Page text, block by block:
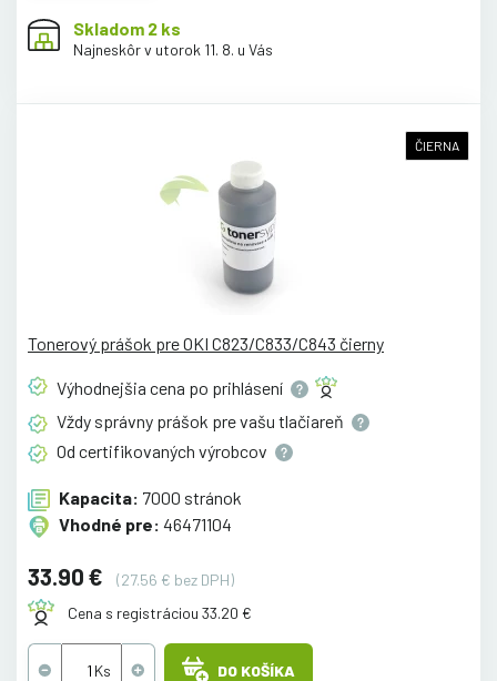
Skladom 2 ks
Najneskôr v utorok 11. 8. u Vás
ČIERNA
Tonerový prášok pre OKI C823/C833/C843 čierny
Výhodnejšia cena po prihlásení
Vždy správny prášok pre vašu tlačiareň
Od certifikovaných výrobcov
Kapacita: 7000 stránok
Vhodné pre: 46471104
33.90 €
(27.56 € bez DPH)
Cena s registráciou 33.20 €
DO KOŠÍKA